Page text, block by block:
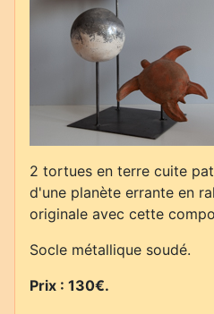
2 tortues en terre cuite
d'une planète errante en
originale avec cette
Socle métallique soudé.
Prix : 130€.